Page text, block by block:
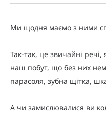
Ми щодня маємо з ними
Так-так, це звичайні
наш побут, що без них
парасоля, зубна щітка,
А чи замислювалися ви